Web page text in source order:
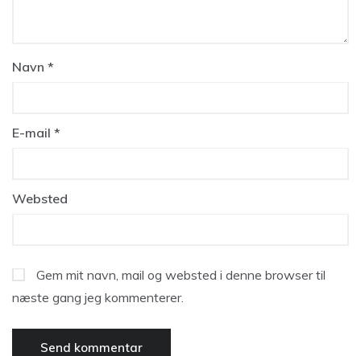
Navn *
E-mail *
Websted
Gem mit navn, mail og websted i denne browser til
næste gang jeg kommenterer.